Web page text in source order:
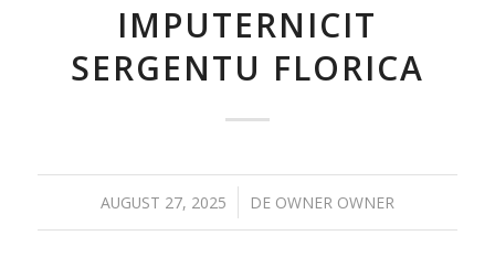
IMPUTERNICIT
SERGENTU FLORICA
AUGUST 27, 2025
/ DE OWNER OWNER